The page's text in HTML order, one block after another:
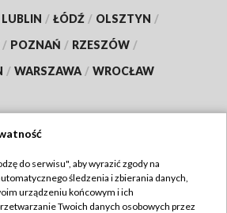
LUBLIN / ŁÓDŹ / OLSZTYN /
/ POZNAŃ / RZESZÓW /
/ WARSZAWA / WROCŁAW
TVP
do serwisu", aby wyrazić zgody na
śledzenia i zbierania danych,
urządzeniu końcowym i ich
Twoich danych osobowych przez